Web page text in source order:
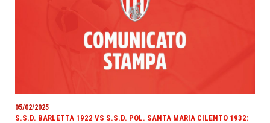
05/02/2025
S.S.D. BARLETTA 1922 VS S.S.D. POL. SANTA MARIA CILENTO 1932: